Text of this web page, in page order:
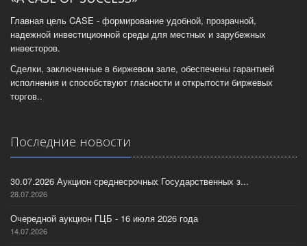
Главная цель CASE - формирование удобной, прозрачной,
надежной инвестиционной среды для местных и зарубежных
инвесторов.
Сделки, заключенные в биржевом зале, обеспечены гарантией
исполнения и способствуют гласности и открытости биржевых
торгов..
Последние новости
30.07.2026 Аукцион среднесрочных Государственных з...
28.07.2026
Очередной аукцион ГЦБ - 16 июля 2026 года
14.07.2026